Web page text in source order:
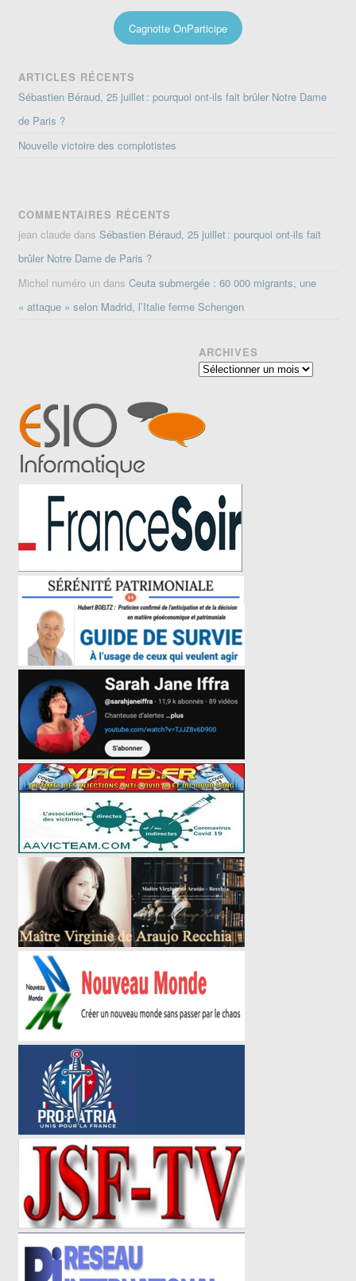
Cagnotte OnParticipe
ARTICLES RÉCENTS
Sébastien Béraud, 25 juillet : pourquoi ont-ils fait brûler Notre Dame
de Paris ?
Nouvelle victoire des complotistes
COMMENTAIRES RÉCENTS
jean claude dansSébastien Béraud, 25 juillet : pourquoi ont-ils fait
brûler Notre Dame de Paris ?
Michel numéro un dansCeuta submergée : 60 000 migrants, une
« attaque » selon Madrid, l’Italie ferme Schengen
ARCHIVES
Archives